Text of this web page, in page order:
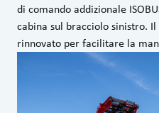
di comando addizionale
cabina sul bracciolo sinistro.
rinnovato per facilitare la